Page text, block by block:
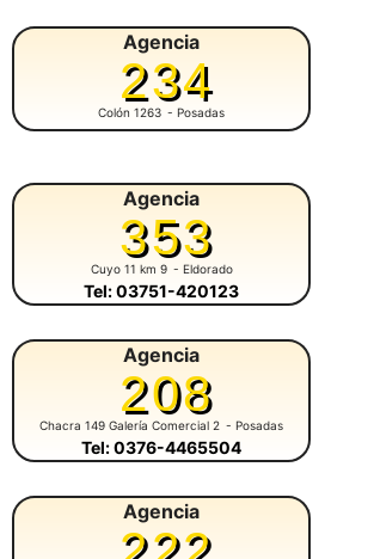
Agencia
234
Colón 1263 - Posadas
Agencia
353
Cuyo 11 km 9 - Eldorado
Tel: 03751-420123
Agencia
208
Chacra 149 Galería Comercial 2 - Posadas
Tel: 0376-4465504
Agencia